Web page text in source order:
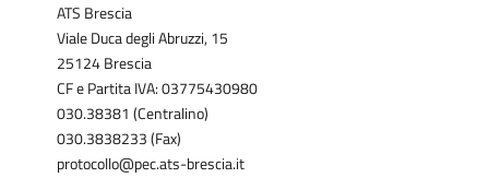
ATS Brescia
Viale Duca degli Abruzzi, 15
25124 Brescia
CF e Partita IVA: 03775430980
030.38381 (Centralino)
030.3838233 (Fax)
protocollo@pec.ats-brescia.it